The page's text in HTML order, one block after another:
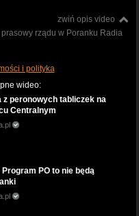
zwiń opis video
rządu w Poranku Radia
i polityka
wideo:
z peronowych tabliczek na
Centralnym
PO to nie będą